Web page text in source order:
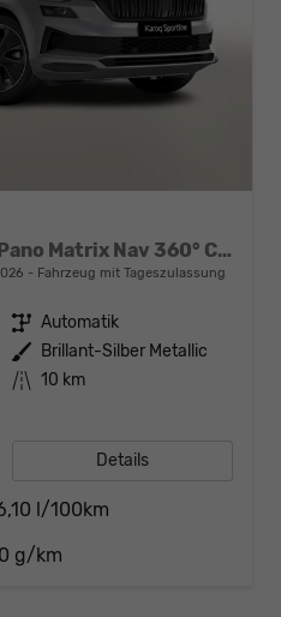
Sportline DSG Sportl Pano Matrix Nav 360° Canton ACC
Fahrzeug mit Tageszulassung
Getriebe Automatik
Außenfarbe Brillant-Silber Metallic
Kilometerstand 10 km
Details
l/100km
g/km